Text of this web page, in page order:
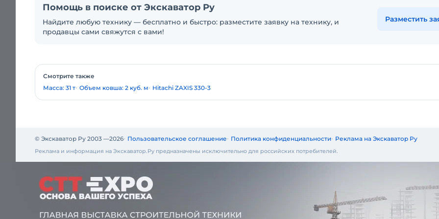
Помощь в поиске от Экскаватор Ру
Найдите любую технику — бесплатно и быстро: разместите заявку на технику, и
продавцы сами свяжутся с вами!
Разместить
Смотрите также
Масса: 31 т Объем ковша: 2 куб. м Hitachi ZAXIS 330-3
© Экскаватор Ру 2003 —2026 Пользовательское соглашение Политика конфиденциальности Реклама на Экскаватор Ру
Реклама и информация на Экскаватор.Ру предназначены исключительно для российских потребителей.